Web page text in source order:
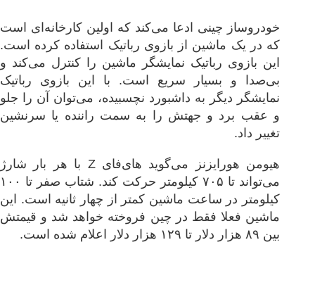
خودروساز چینی ادعا می‌کند که اولین کارخانه‌ای است
که در یک ماشین از بازوی رباتیک استفاده کرده است.
این بازوی رباتیک نمایشگر ماشین را کنترل می‌کند و
بی‌صدا و بسیار سریع است. با این بازوی رباتیک
نمایشگر دیگر به داشبورد نچسبیده، می‌توان آن را جلو
و عقب برد و جهتش را به سمت راننده یا سرنشین
تغییر داد.
هیومن هورایزنز می‌گوید های‌فای Z با هر بار شارژ
می‌تواند تا ۷۰۵ کیلومتر حرکت کند. شتاب صفر تا ۱۰۰
کیلومتر در ساعت ماشین کمتر از چهار ثانیه است. این
ماشین فعلا فقط در چین فروخته خواهد شد و قیمتش
بین ۸۹ هزار دلار تا ۱۲۹ هزار دلار اعلام شده است.